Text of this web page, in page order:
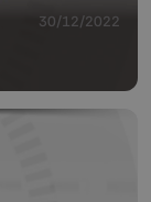
30/12/2022